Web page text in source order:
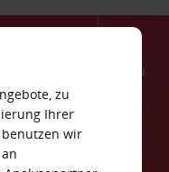
Menü
LA
zu
Ihrer
wir